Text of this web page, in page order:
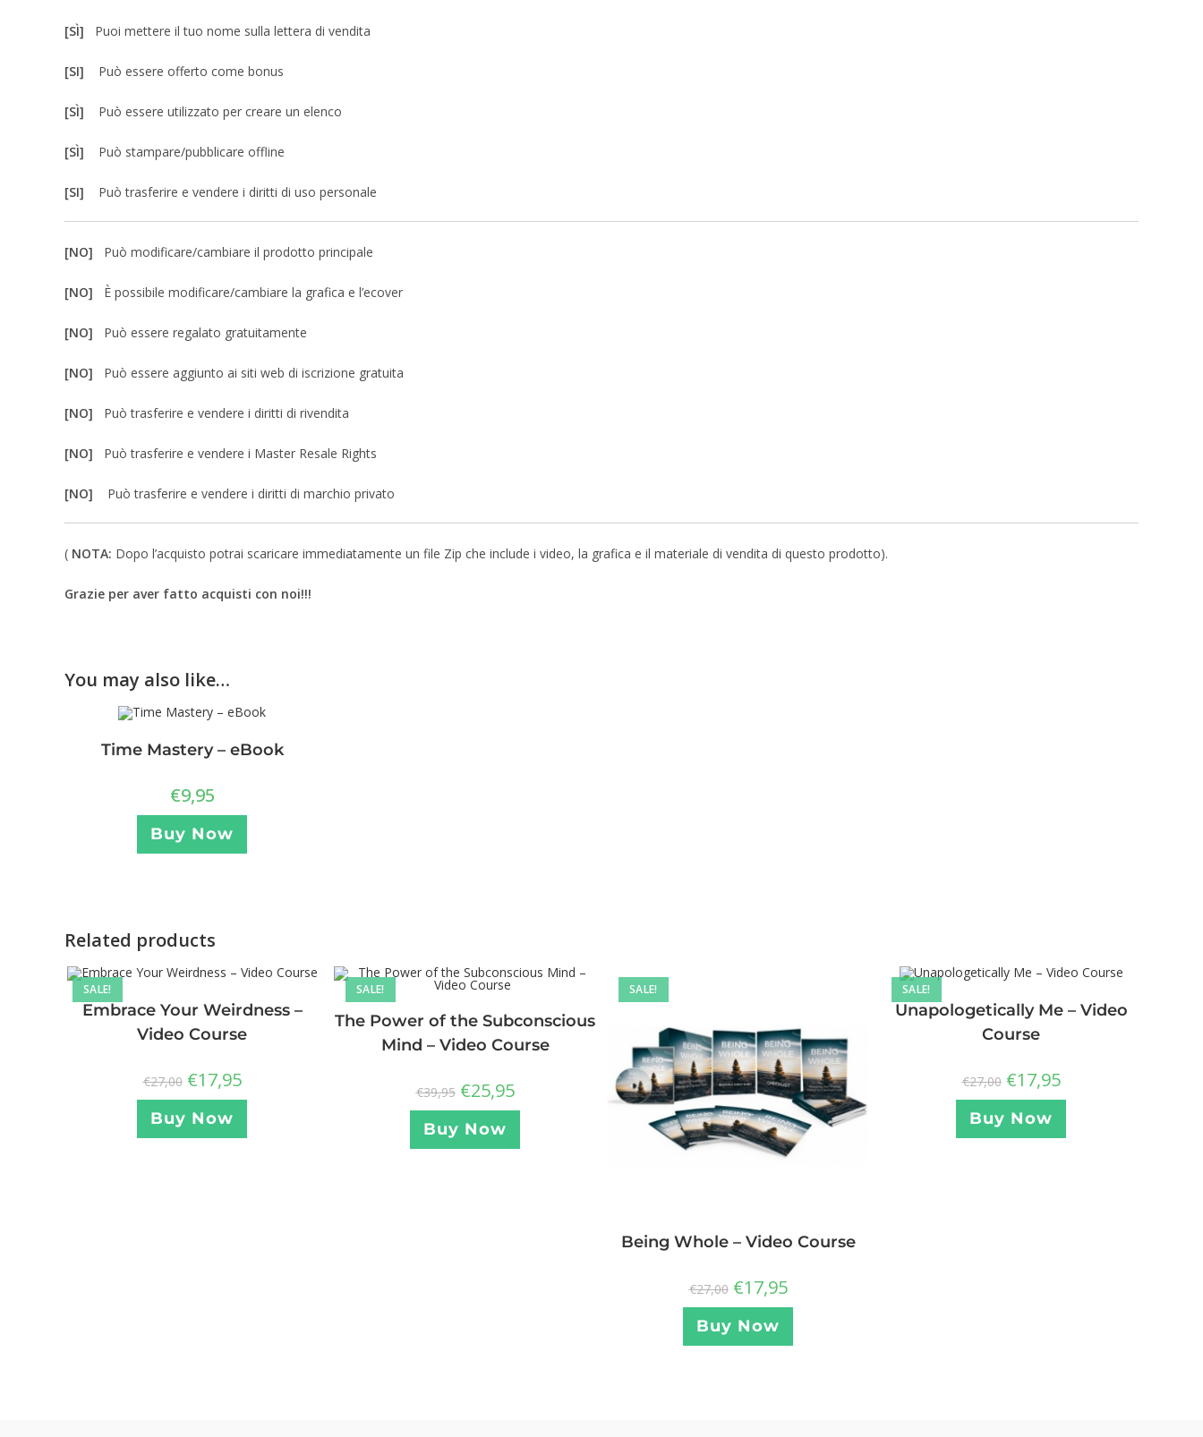
[SÌ] Puoi mettere il tuo nome sulla lettera di vendita
[SI] Può essere offerto come bonus
[SÌ] Può essere utilizzato per creare un elenco
[SÌ] Può stampare/pubblicare offline
[SI] Può trasferire e vendere i diritti di uso personale
[NO] Può modificare/cambiare il prodotto principale
[NO] È possibile modificare/cambiare la grafica e l’ecover
[NO] Può essere regalato gratuitamente
[NO] Può essere aggiunto ai siti web di iscrizione gratuita
[NO] Può trasferire e vendere i diritti di rivendita
[NO] Può trasferire e vendere i Master Resale Rights
[NO] Può trasferire e vendere i diritti di marchio privato
( NOTA: Dopo l’acquisto potrai scaricare immediatamente un file Zip che include i video, la grafica e il materiale di vendita di questo prodotto).
Grazie per aver fatto acquisti con noi!!!
You may also like…
Time Mastery – eBook
€9,95
Buy Now
Related products
SALE!
Embrace Your Weirdness –
Video Course
€27,00 €17,95
Buy Now
SALE!
The Power of the Subconscious
Mind – Video Course
€39,95 €25,95
Buy Now
SALE!
Being Whole – Video Course
€27,00 €17,95
Buy Now
SALE!
Unapologetically Me – Video
Course
€27,00 €17,95
Buy Now